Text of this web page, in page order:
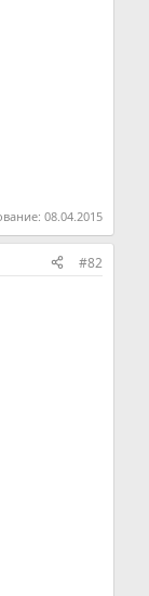
08.04.2015
#82